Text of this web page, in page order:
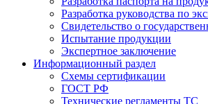
Разработка руководства по
Свидетельство о
Испытание продукции
Экспертное заключение
Информационный раздел
Схемы сертификации
ГОСТ РФ
Технические регламенты ТС